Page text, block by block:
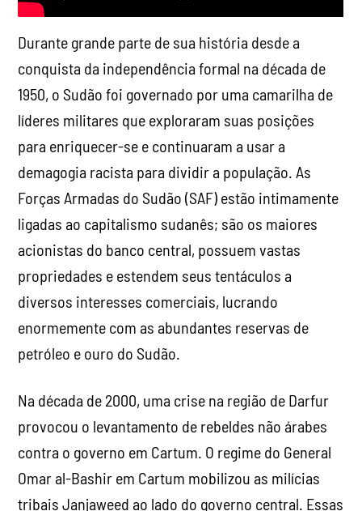
Durante grande parte de sua história desde a
conquista da independência formal na década de
1950, o Sudão foi governado por uma camarilha de
líderes militares que exploraram suas posições
para enriquecer-se e continuaram a usar a
demagogia racista para dividir a população. As
Forças Armadas do Sudão (SAF) estão intimamente
ligadas ao capitalismo sudanês; são os maiores
acionistas do banco central, possuem vastas
propriedades e estendem seus tentáculos a
diversos interesses comerciais, lucrando
enormemente com as abundantes reservas de
petróleo e ouro do Sudão.
Na década de 2000, uma crise na região de Darfur
provocou o levantamento de rebeldes não árabes
contra o governo em Cartum. O regime do General
Omar al-Bashir em Cartum mobilizou as milícias
tribais Janjaweed ao lado do governo central. Essas